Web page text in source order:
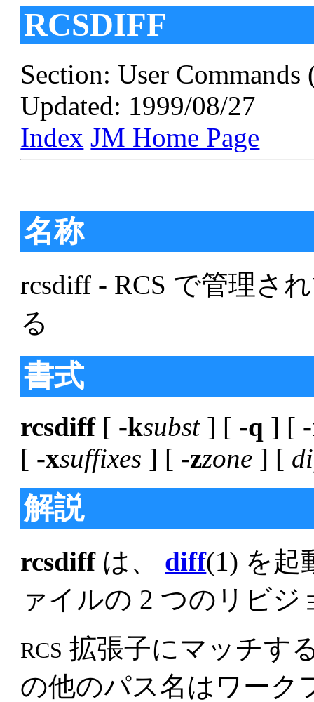
RCSDIFF
Section: User Commands
Updated: 1999/08/27
Index JM Home Page
名称
rcsdiff - RCS で管理さ
る
書式
rcsdiff[ -ksubst] [ -q ] [
[ -xsuffixes ] [ -zzone ] [
解説
rcsdiffは、 diff(1) を起
ァイルの 2 つのリビ
RCS 拡張子にマッチす
の他のパス名はワーク